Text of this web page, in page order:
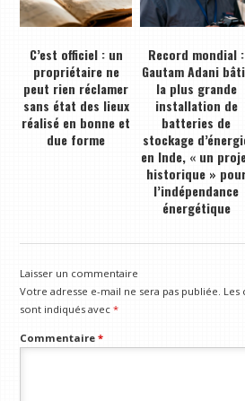
C’est officiel : un
propriétaire ne
peut rien réclamer
sans état des lieux
réalisé en bonne et
due forme
Record mondial :
Gautam Adani
la plus grande
installation de
batteries de
stockage
en Inde, « un
historique »
l’indépendance
énergétique
Laisser un commentaire
Votre adresse e-mail ne sera pas publiée. Les
sont indiqués avec*
Commentaire*